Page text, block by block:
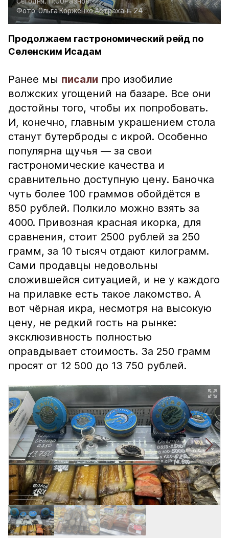
Фото:Ольга КорженкоАстрахань 24
Продолжаем гастрономический рейд по
Селенским Исадам
Ранее мы писали про изобилие
волжских угощений на базаре. Все они
достойны того, чтобы их попробовать.
И, конечно, главным украшением стола
станут бутерброды с икрой. Особенно
популярна щучья — за свои
гастрономические качества и
сравнительно доступную цену. Баночка
чуть более 100 граммов обойдётся в
850 рублей. Полкило можно взять за
4000. Привозная красная икорка, для
сравнения, стоит 2500 рублей за 250
грамм, за 10 тысяч отдают килограмм.
Сами продавцы недовольны
сложившейся ситуацией, и не у каждого
на прилавке есть такое лакомство. А
вот чёрная икра, несмотря на высокую
цену, не редкий гость на рынке:
эксклюзивность полностью
оправдывает стоимость. За 250 грамм
просят от 12 500 до 13 750 рублей.